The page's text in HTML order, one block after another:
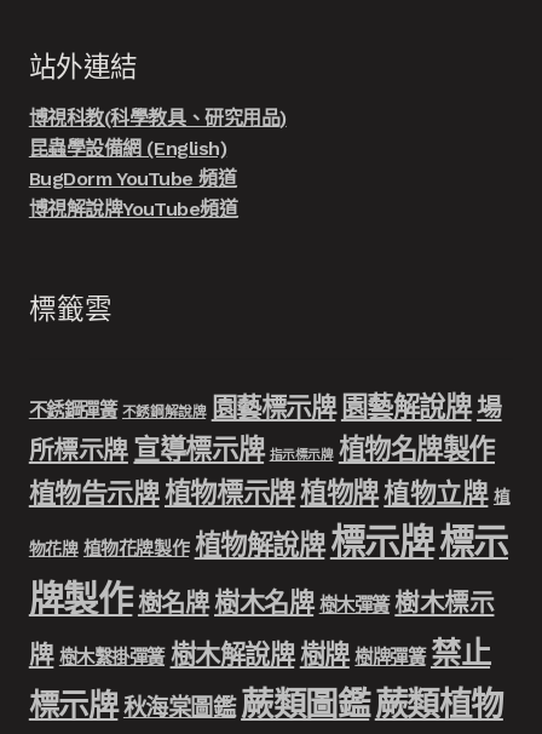
站外連結
博視科教(科學教具、研究用品)
昆蟲學設備網 (English)
BugDorm YouTube 頻道
博視解說牌YouTube頻道
標籤雲
不銹鋼彈簧 不銹鋼解說牌 園藝標示牌 園藝解說牌場
所標示牌 宣導標示牌 指示標示牌 植物名牌製作
植物告示牌植物標示牌植物牌植物立牌 植
物花牌 植物花牌製作 植物解說牌 標示牌標示
牌製作樹名牌樹木名牌 樹木彈簧 樹木標示
牌 樹木繫掛彈簧 樹木解說牌樹牌 樹牌彈簧 禁止
標示牌 秋海棠圖鑑 蕨類圖鑑蕨類植物